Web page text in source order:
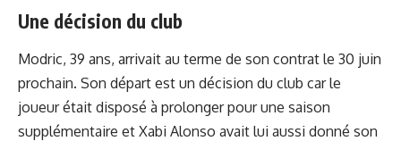
Une décision du club
Modric, 39 ans, arrivait au terme de son contrat le 30 juin
prochain. Son départ est un décision du club car le
joueur était disposé à prolonger pour une saison
supplémentaire et Xabi Alonso avait lui aussi donné son